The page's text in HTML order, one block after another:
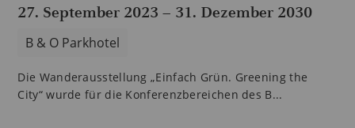
27. September 2023 – 31. Dezember 2030
B & O Parkhotel
Die Wanderausstellung „Einfach Grün. Greening the
City“ wurde für die Konferenzbereichen des B...